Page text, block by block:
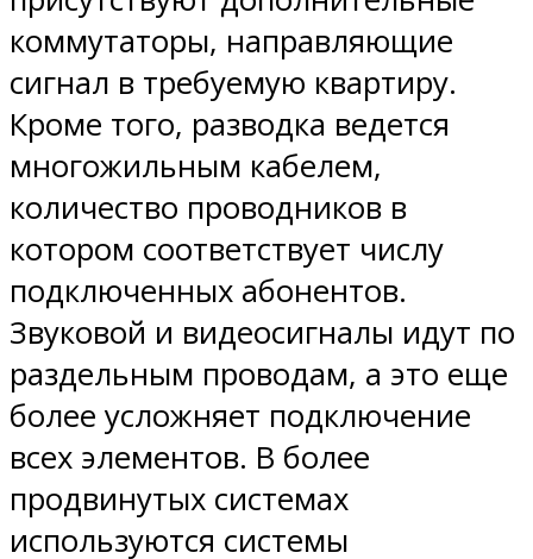
коммутаторы, направляющие
сигнал в требуемую квартиру.
Кроме того, разводка ведется
многожильным кабелем,
количество проводников в
котором соответствует числу
подключенных абонентов.
Звуковой и видеосигналы идут по
раздельным проводам, а это еще
более усложняет подключение
всех элементов. В более
продвинутых системах
используются системы